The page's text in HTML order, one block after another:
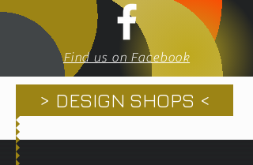
Find us on Facebook
> DESIGN SHOPS <